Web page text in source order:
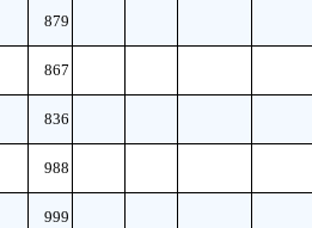
879
867
836
988
999